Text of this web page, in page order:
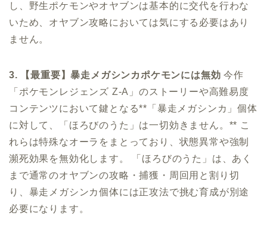
し、野生ポケモンやオヤブンは基本的に交代を行わな
いため、オヤブン攻略においては気にする必要はあり
ません。
3. 【最重要】暴走メガシンカポケモンには無効 今作
「ポケモンレジェンズ Z-A」のストーリーや高難易度
コンテンツにおいて鍵となる**「暴走メガシンカ」個体
に対して、「ほろびのうた」は一切効きません。** こ
れらは特殊なオーラをまとっており、状態異常や強制
瀕死効果を無効化します。 「ほろびのうた」は、あく
まで通常のオヤブンの攻略・捕獲・周回用と割り切
り、暴走メガシンカ個体には正攻法で挑む育成が別途
必要になります。